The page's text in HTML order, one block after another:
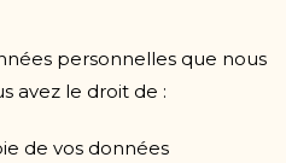
personnelles que nous
avez le droit de :
de vos données